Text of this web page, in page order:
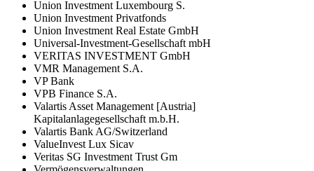
Union Investment Luxembourg S.
Union Investment Privatfonds
Union Investment Real Estate GmbH
Universal-Investment-Gesellschaft mbH
VERITAS INVESTMENT GmbH
VMR Management S.A.
VP Bank
VPB Finance S.A.
Valartis Asset Management [Austria]
Kapitalanlagegesellschaft m.b.H.
Valartis Bank AG/Switzerland
ValueInvest Lux Sicav
Veritas SG Investment Trust Gm